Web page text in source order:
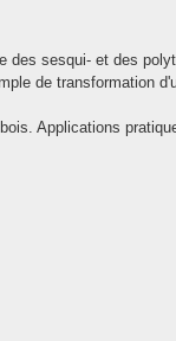
des sesqui- et des
de transformation
Applications